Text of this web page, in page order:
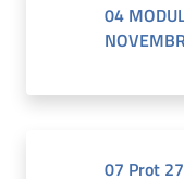
04
07 Prot